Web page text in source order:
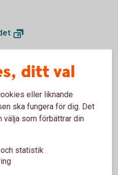
,HRF
ditt val
eller liknande
ska fungera för dig. Det
välja som förbättrar din
statistik